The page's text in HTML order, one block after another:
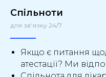
Спільноти
для зв'язку 24/7
Якщо є питання
атестації? Ми